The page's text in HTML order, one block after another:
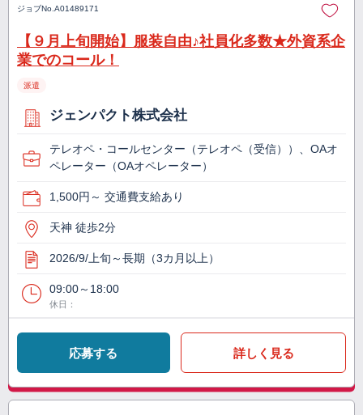
ジョブNo. A01489171
【９月上旬開始】服装自由♪社員化多数★外資系企
業でのコール！
派遣
ジェンパクト株式会社
テレオペ・コールセンター（テレオペ（受信））、OAオ
ペレーター（OAオペレーター）
1,500円～ 交通費支給あり
天神 徒歩2分
2026/9/上旬～長期（3カ月以上）
09:00～18:00
休日：
応募する 詳しく見る